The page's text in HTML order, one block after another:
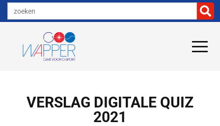
VERSLAG DIGITALE QUIZ
2021